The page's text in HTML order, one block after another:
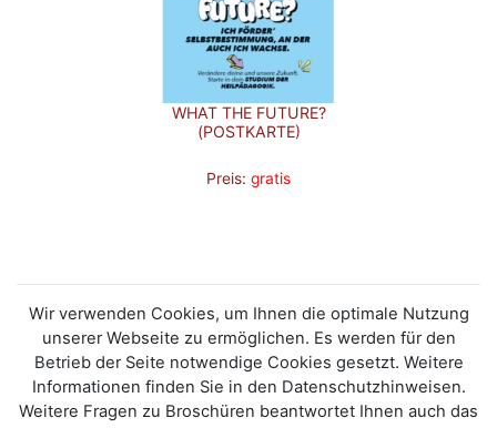
WHAT THE FUTURE?
(POSTKARTE)
Preis: gratis
Wir verwenden Cookies, um Ihnen die optimale Nutzung
unserer Webseite zu ermöglichen. Es werden für den
Betrieb der Seite notwendige Cookies gesetzt. Weitere
Informationen finden Sie in den Datenschutzhinweisen.
Weitere Fragen zu Broschüren beantwortet Ihnen auch das